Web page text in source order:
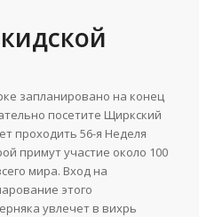
запланировано на конец
посетите Щиркский
проходить 56-я Неделя
примут участие около 100
мира. Вход на
этого
увлечет в вихрь